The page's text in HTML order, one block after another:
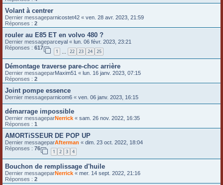
Volant à centrer
Dernier messageparnicostet42 « ven. 28 avr. 2023, 21:59
Réponses : 2
rouler au E85 ET en volvo 480 ?
Dernier messageparceyal « lun. 06 févr. 2023, 23:21
Réponses : 617
1 22 23 24 25
Démontage traverse pare-choc arrière
Dernier messageparMaxim51 « lun. 16 janv. 2023, 07:15
Réponses : 2
Joint pompe essence
Dernier messageparnicom6 « ven. 06 janv. 2023, 16:15
démarrage impossible
Dernier messageparNerrick « sam. 26 nov. 2022, 16:35
Réponses : 1
AMORTiSSEUR DE POP UP
Dernier messageparAfterman « dim. 23 oct. 2022, 18:04
Réponses : 76
1 2 3 4
Bouchon de remplissage d'huile
Dernier messageparNerrick « mer. 14 sept. 2022, 21:16
Réponses : 2